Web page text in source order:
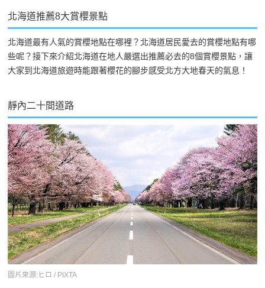
北海道推薦8大賞櫻景點
北海道最有人氣的賞櫻地點在哪裡？北海道居民愛去的賞櫻地點有哪
些呢？接下來介紹北海道在地人嚴選出推薦必去的8個賞櫻景點，讓
大家到北海道旅遊時能跟著櫻花的腳步感受北方大地春天的氣息！
靜內二十間道路
圖片來源:ヒロ / PIXTA